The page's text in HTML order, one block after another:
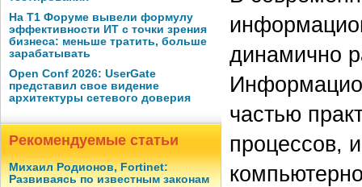
На Т1 Форуме вывели формулу
эффективности ИТ с точки зрения
бизнеса: меньше тратить, больше
зарабатывать
Open Conf 2026: UserGate
представил свое видение
архитектуры сетевого доверия
Рекомендуемые статьи
Михаил Родионов, Fortinet:
Развиваясь по известным законам
динамично
частью
процессов,